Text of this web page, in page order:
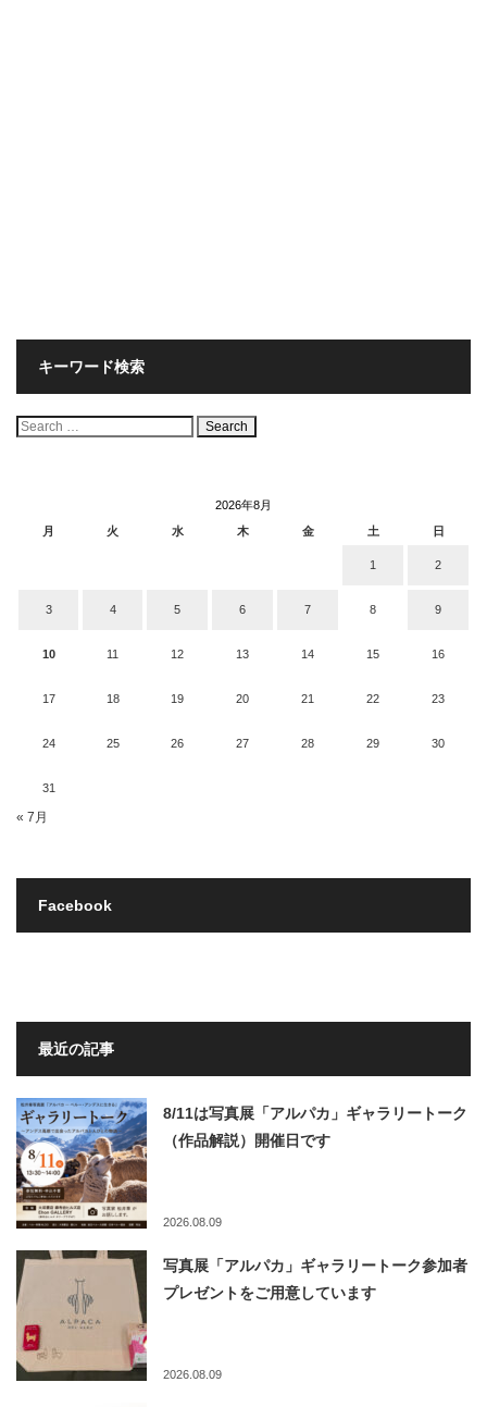
キーワード検索
検
索:
2026年8月
月
火 水 木 金 土 日
1 2
3 4 5 6 7 8 9
10 11 12 13 14 15 16
17 18 19 20 21 22 23
24 25 26 27 28 29 30
31
« 7月
Facebook
最近の記事
8/11は写真展「アルパカ」ギャラリートーク
（作品解説）開催日です
2026.08.09
写真展「アルパカ」ギャラリートーク参加者
プレゼントをご用意しています
2026.08.09